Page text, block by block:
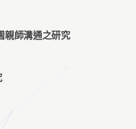
親師溝通之研究